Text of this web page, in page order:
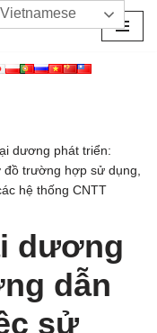
dương phát triển:
đồ trường hợp sử dụng,
hệ thống CNTT
dương
dẫn
sử
Vietnamese